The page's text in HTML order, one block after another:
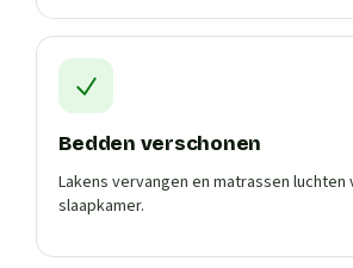
Bedden verschonen
Lakens vervangen en matrassen
slaapkamer.